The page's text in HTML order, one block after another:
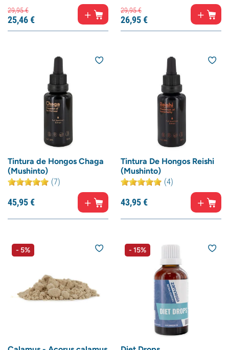
29,95€
25,46€
29,95€
26,95€
Tintura de Hongos Chaga
(Mushinto)
(7)
45,95€
Tintura De Hongos Reishi
(Mushinto)
(4)
43,95€
- 5% - 15%